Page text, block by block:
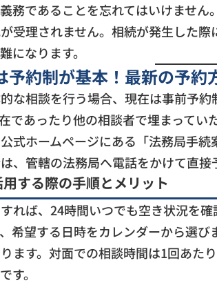
務であることを忘れてはいけませ
受理されません。相続が発生した
になります。
予約制が基本！最新の予約
な相談を行う場合、現在は事前予
であったり他の相談者で埋まって
式ホームページにある「法務局手
、管轄の法務局へ電話をかけて直接
する際の手順とメリット
れば、24時間いつでも空き状況を
希望する日時をカレンダーから選
ます。対面での相談時間は1回あた
す。